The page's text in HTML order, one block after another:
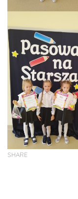
SHARE